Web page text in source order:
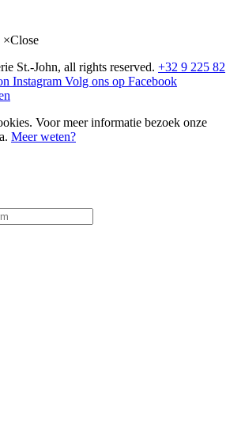
×Close
St.-John, all rights reserved. +32 9 225 82
Instagram Volg ons op Facebook
Voor meer informatie bezoek onze
Meer weten?